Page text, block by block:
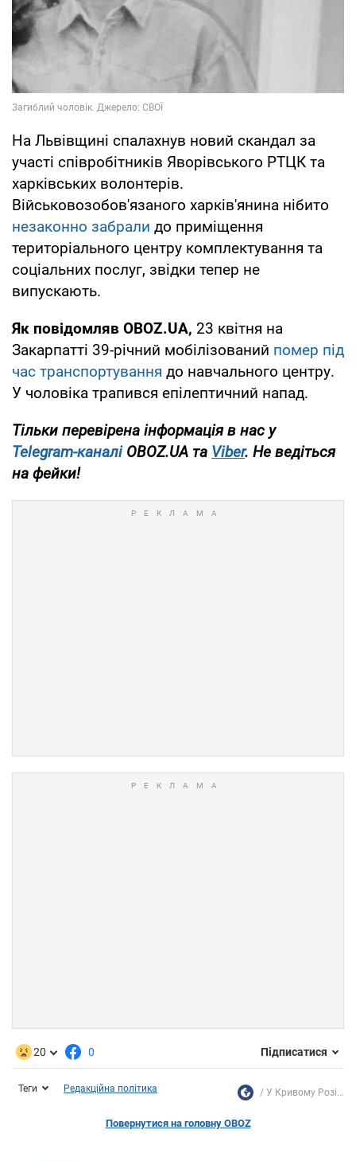
На Львівщині спалахнув новий скандал за
участі співробітників Яворівського РТЦК та
харківських волонтерів.
Військовозобов'язаного харків'янина нібито
незаконно забрали до приміщення
територіального центру комплектування та
соціальних послуг, звідки тепер не
випускають.
Як повідомляв OBOZ.UA, 23 квітня на
Закарпатті 39-річний мобілізований помер під
час транспортування до навчального центру.
У чоловіка трапився епілептичний напад.
Тільки перевірена інформація в нас у
Telegram-каналіOBOZ.UA та Viber. Не ведіться
на фейки!
20 0 Підписатися
Теги Редакційна політика У Кривому Розі...
Повернутися на головну OBOZ